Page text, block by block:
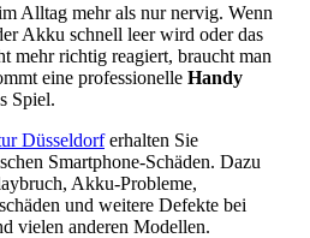
Alltag mehr als nur nervig. Wenn
Akku schnell leer wird oder das
mehr richtig reagiert, braucht man
eine professionelle Handy
Spiel.
Düsseldorferhalten Sie
Smartphone-Schäden. Dazu
Akku-Probleme,
und weitere Defekte bei
vielen anderen Modellen.